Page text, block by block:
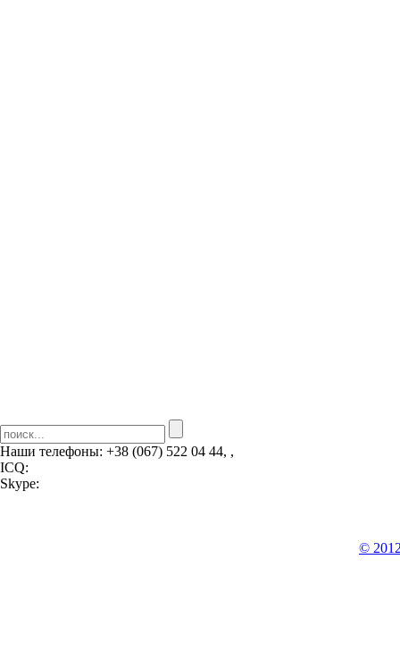
Наши телефоны: +38 (067) 522 04 44, ,
ICQ:
Skype:
©